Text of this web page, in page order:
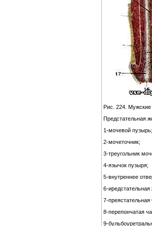
Рис. 224. Мужские
Предстательная
1-мочевой пузырь;
2-мочеточник;
3-треугольник
4-язычок пузыря;
5-внутреннее
6-иредстательная
7-преястательная
8-перепончатая
9-